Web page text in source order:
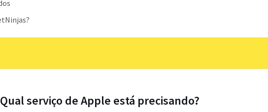
Qual serviço de Apple está precisando?